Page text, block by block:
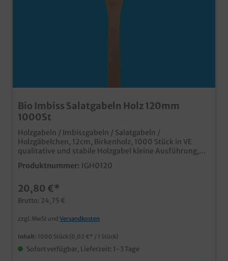
Bio Imbiss Salatgabeln Holz 120mm
1000St
Holzgabeln / Imbissgabeln / Salatgabeln /
Holzgäbelchen, 12cm, Birkenholz, 1000 Stück in VE
qualitative und stabile Holzgabel kleine Ausführung,
ideal für Salate und Snacks umweltfreundliches
Produkt in Gastronomie, Streetfood und Catering aus
Produktnummer: IGH0120
20,80 €*
Brutto: 24,75 €
zzgl. MwSt und Versandkosten
Inhalt: 1000 Stück (0,02 €* / 1 Stück)
Sofort verfügbar, Lieferzeit: 1-3 Tage